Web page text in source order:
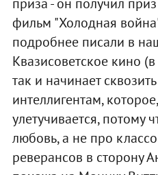
фильм "Холодная
подробнее писали в
Квазисоветское кино
так и начинает
интеллигентам,
улетучивается, потому
любовь, а не про
реверансов в сторону